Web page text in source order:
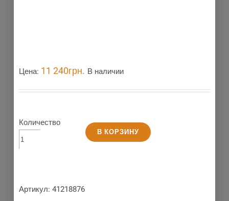
Цена: 11 240грн. В наличии
Количество
В КОРЗИНУ
Артикул:41218876